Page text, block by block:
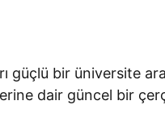
güçlü bir
dair güncel bir